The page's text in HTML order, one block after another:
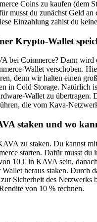
Coins zu kaufen (dem
musst du zunächst Geld an
Einzahlung zahlst du
Krypto-Wallet
bei Coinmerce? Dann
Wallet verschoben.
denn wir halten einen
in Cold Storage. Natürlich
Wallet zu übertragen.
die vom Kava-
staken und wo
zu staken. Du kannst
starten. Dafür musst du
10 € in KAVA sein,
heraus staken. Durch
Sicherheit des Netzwerks
von 10 % rechnen.